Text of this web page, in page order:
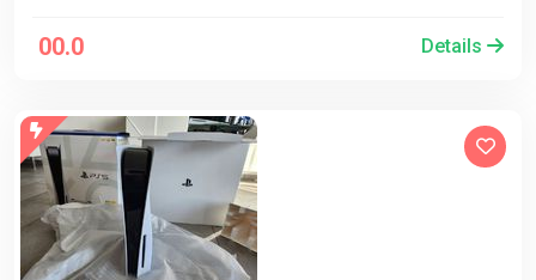
00.0 Details